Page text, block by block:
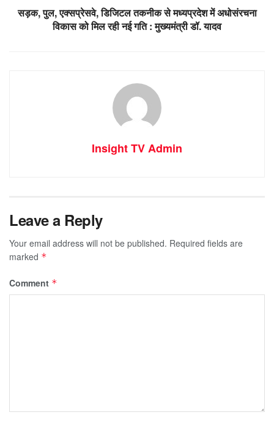
सड़क, पुल, एक्सप्रेसवे, डिजिटल तकनीक से मध्यप्रदेश में अधोसंरचना
विकास को मिल रही नई गति : मुख्यमंत्री डॉ. यादव
Insight TV Admin
Leave a Reply
Your email address will not be published. Required fields are
marked *
Comment *